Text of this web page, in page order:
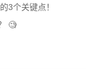
3个关键点！
🧐